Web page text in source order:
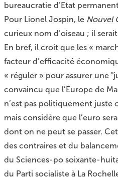
bureaucratie d’Etat
Pour Lionel Jospin, le Nouvel
curieux nom d’oiseau ; il
En bref, il croit que les «
facteur d’efficacité
« réguler » pour assurer une
convaincu que l’Europe de
n’est pas politiquement juste
mais considère que l’euro
dont on ne peut se passer.
des contraires et du
du Sciences-po soixante-
du Parti socialiste à La